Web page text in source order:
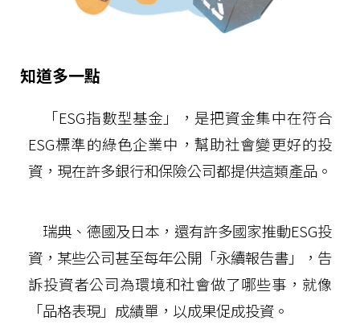
知道多一點
「ESG指數型基金」，是把資金集中在符合
ESG標準的綠色企業中，幫助社會變更好的投
資，現在許多銀行和保險公司都提供這類產品。
瑞典、德國及日本，還有許多國家推動ESG投
資，某些公司甚至每年公開「永續報告書」，告
訴投資者公司為環境和社會做了哪些事，就像
「品格表現」成績單，以成果促成投資。